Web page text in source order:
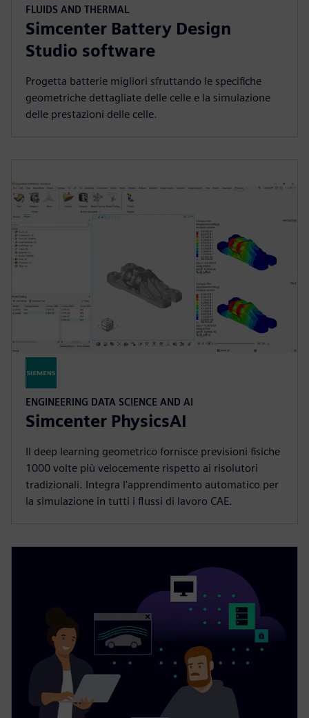
FLUIDS AND THERMAL
Simcenter Battery Design
Studio software
Progetta batterie migliori sfruttando le specifiche
geometriche dettagliate delle celle e la simulazione
delle prestazioni delle celle.
ENGINEERING DATA SCIENCE AND AI
Simcenter PhysicsAI
Il deep learning geometrico fornisce previsioni fisiche
1000 volte più velocemente rispetto ai risolutori
tradizionali. Integra l'apprendimento automatico per
la simulazione in tutti i flussi di lavoro CAE.